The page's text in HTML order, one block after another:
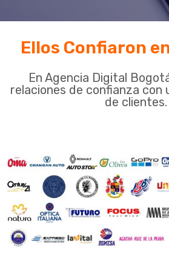
Ellos Confiaron
En Agencia Digital
relaciones de confianza con
de clientes.